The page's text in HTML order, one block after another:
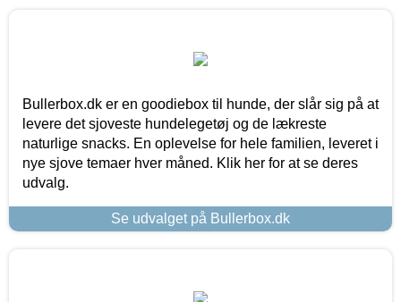
Bullerbox.dk er en goodiebox til hunde, der slår sig på at
levere det sjoveste hundelegetøj og de lækreste
naturlige snacks. En oplevelse for hele familien, leveret i
nye sjove temaer hver måned. Klik her for at se deres
udvalg.
Se udvalget på Bullerbox.dk